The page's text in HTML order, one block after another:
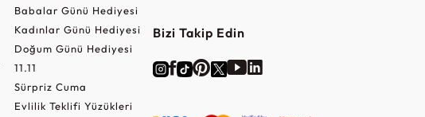
Babalar Günü Hediyesi
Kadınlar Günü Hediyesi
Doğum Günü Hediyesi
11.11
Sürpriz Cuma
Evlilik Teklifi Yüzükleri
Bizi Takip Edin